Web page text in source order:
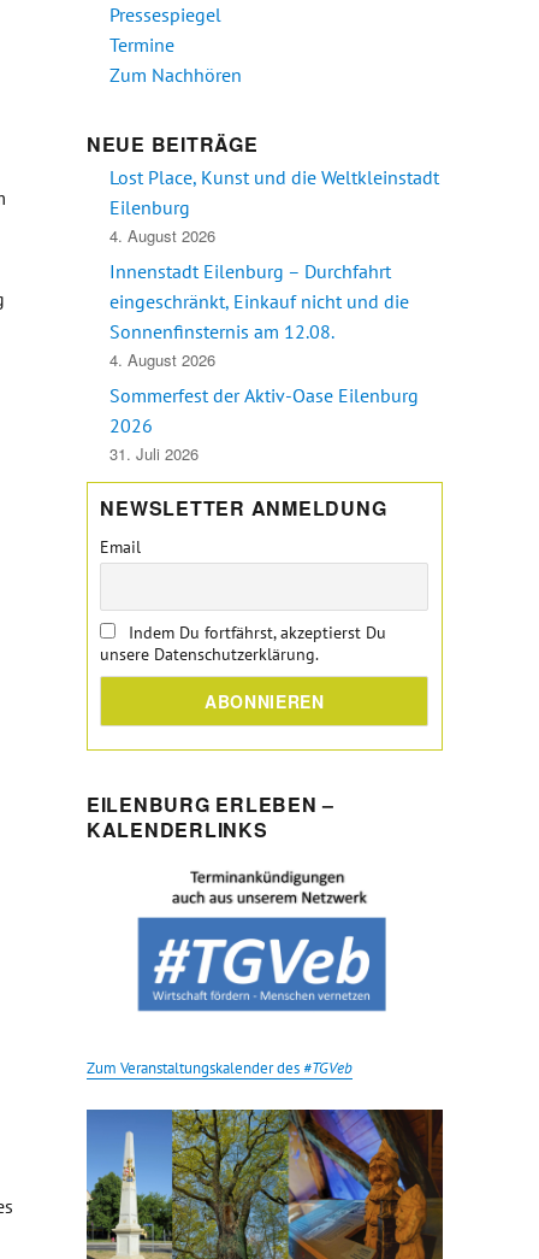
Mitgliedern, Wohlfühl Café mit Aktion zum Tag des
am ersten bundesweiten Digitaltag“
Pressespiegel
Termine
Zum Nachhören
NEUE BEITRÄGE
Lost Place, Kunst und die Weltkleinstadt
Eilenburg
4. August 2026
Innenstadt Eilenburg – Durchfahrt
eingeschränkt, Einkauf nicht und die
Sonnenfinsternis am 12.08.
4. August 2026
Sommerfest der Aktiv-Oase Eilenburg
2026
31. Juli 2026
NEWSLETTER ANMELDUNG
Email
Indem Du fortfährst, akzeptierst Du
unsere Datenschutzerklärung.
EILENBURG ERLEBEN –
KALENDERLINKS
Zum Veranstaltungskalender des #TGVeb